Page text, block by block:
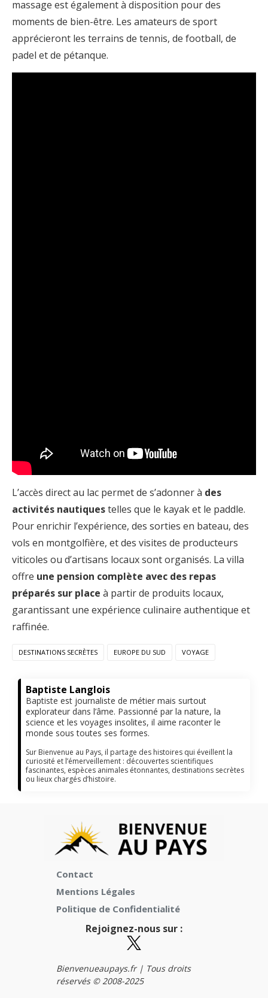
massage est également à disposition pour des
moments de bien-être. Les amateurs de sport
apprécieront les terrains de tennis, de football, de
padel et de pétanque.
L’accès direct au lac permet de s’adonner à des
activités nautiquestelles que le kayak et le paddle.
Pour enrichir l’expérience, des sorties en bateau, des
vols en montgolfière, et des visites de producteurs
viticoles ou d’artisans locaux sont organisés. La villa
offre une pension complète avec des repas
préparés sur place à partir de produits locaux,
garantissant une expérience culinaire authentique et
raffinée.
DESTINATIONS SECRÈTES EUROPE DU SUD VOYAGE
Baptiste Langlois
Baptiste est journaliste de métier mais surtout
explorateur dans l’âme. Passionné par la nature, la
science et les voyages insolites, il aime raconter le
monde sous toutes ses formes.
Sur Bienvenue au Pays, il partage des histoires qui éveillent la
curiosité et l’émerveillement : découvertes scientifiques
fascinantes, espèces animales étonnantes, destinations secrètes
ou lieux chargés d’histoire.
Contact
Mentions Légales
Politique de Confidentialité
Rejoignez-nous sur :
Bienvenueaupays.fr | Tous droits
réservés © 2008-2025